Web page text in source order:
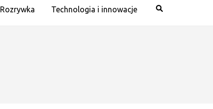
Rozrywka Technologia i innowacje